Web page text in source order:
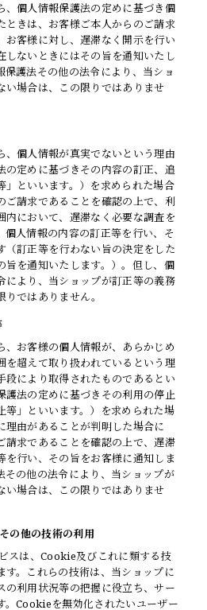
、個人情報保護法の定めに基づき個
ときは、お客様ご本人からのご請求
お客様に対し、遅滞なく開示を行い
しないときにはその旨を通知いたし
保護法その他の法令により、当ショ
い場合は、この限りではありませ
、個人情報が真実でないという理由
の定めに基づきその内容の訂正、追
」といいます。）を求められた場合
ご請求であることを確認の上で、利
内において、遅滞なく必要な調査を
個人情報の内容の訂正等を行い、そ
（訂正等を行わない旨の決定をした
旨を通知いたします。）。但し、個
により、当ショップが訂正等の義務
ではありません。
、お客様の個人情報が、あらかじめ
を超えて取り扱われているという理
段により取得されたものであるとい
護法の定めに基づきその利用の停止
等」といいます。）を求められた場
理由があることが判明した場合に
請求であることを確認の上で、遅滞
を行い、その旨をお客様に通知しま
その他の法令により、当ショップが
い場合は、この限りではありませ
の他の技術の利用
スは、Cookie及びこれに類する技
す。これらの技術は、当ショップに
の利用状況等の把握に役立ち、サー
。Cookieを無効化されたいユーザー